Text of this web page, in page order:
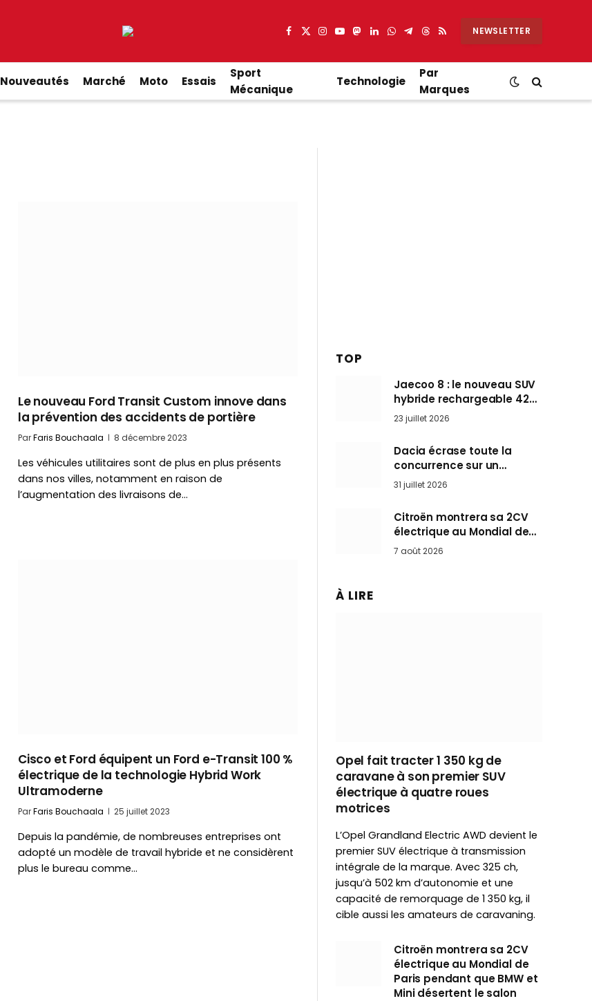
Facebook
X
Instagram
YouTube
Mastodon
LinkedIn
WhatsApp
Partager
Telegram
Threads
RSS NEWSLETTER
Nouveautés Marché Moto Essais
Sport
Mécanique
Technologie
Par
Marques
Le nouveau Ford Transit Custom innove dans
la prévention des accidents de portière
ParFaris Bouchaala 8 décembre 2023
Les véhicules utilitaires sont de plus en plus présents
dans nos villes, notamment en raison de
l’augmentation des livraisons de…
Cisco et Ford équipent un Ford e-Transit 100 %
électrique de la technologie Hybrid Work
Ultramoderne
ParFaris Bouchaala 25 juillet 2023
Depuis la pandémie, de nombreuses entreprises ont
adopté un modèle de travail hybride et ne considèrent
plus le bureau comme…
TOP
Jaecoo 8 : le nouveau SUV
hybride rechargeable 428
ch qui vise l’Audi Q7 arrive
en Europe cet automne
23 juillet 2026
Dacia écrase toute la
concurrence sur un
marché où personne ne
l’attendait
31 juillet 2026
Citroën montrera sa 2CV
électrique au Mondial de
Paris pendant que BMW et
7 août 2026
À LIRE
Opel fait tracter 1 350 kg de
caravane à son premier SUV
électrique à quatre roues
motrices
L’Opel Grandland Electric AWD devient le
premier SUV électrique à transmission
intégrale de la marque. Avec 325 ch,
jusqu’à 502 km d’autonomie et une
capacité de remorquage de 1 350 kg, il
cible aussi les amateurs de caravaning.
Citroën montrera sa 2CV
électrique au Mondial de
Paris pendant que BMW et
Mini désertent le salon